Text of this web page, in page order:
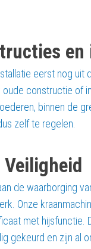
eerst nog uit
constructie of
binnen de
zelf te regelen.
de waarborging
Onze
met hijsfunctie.
gekeurd en zijn al